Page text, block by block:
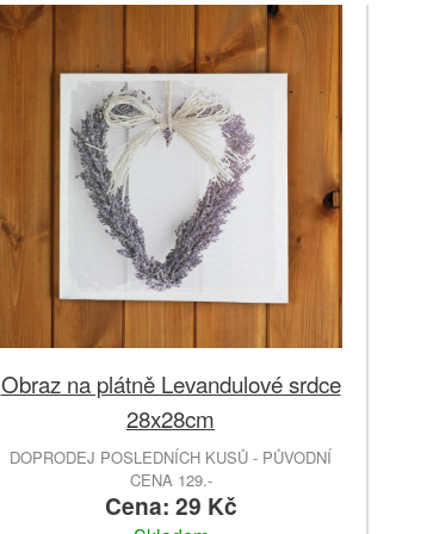
Obraz na plátně Levandulové srdce
28x28cm
DOPRODEJ POSLEDNÍCH KUSŮ - PŮVODNÍ
CENA 129.-
Cena: 29 Kč